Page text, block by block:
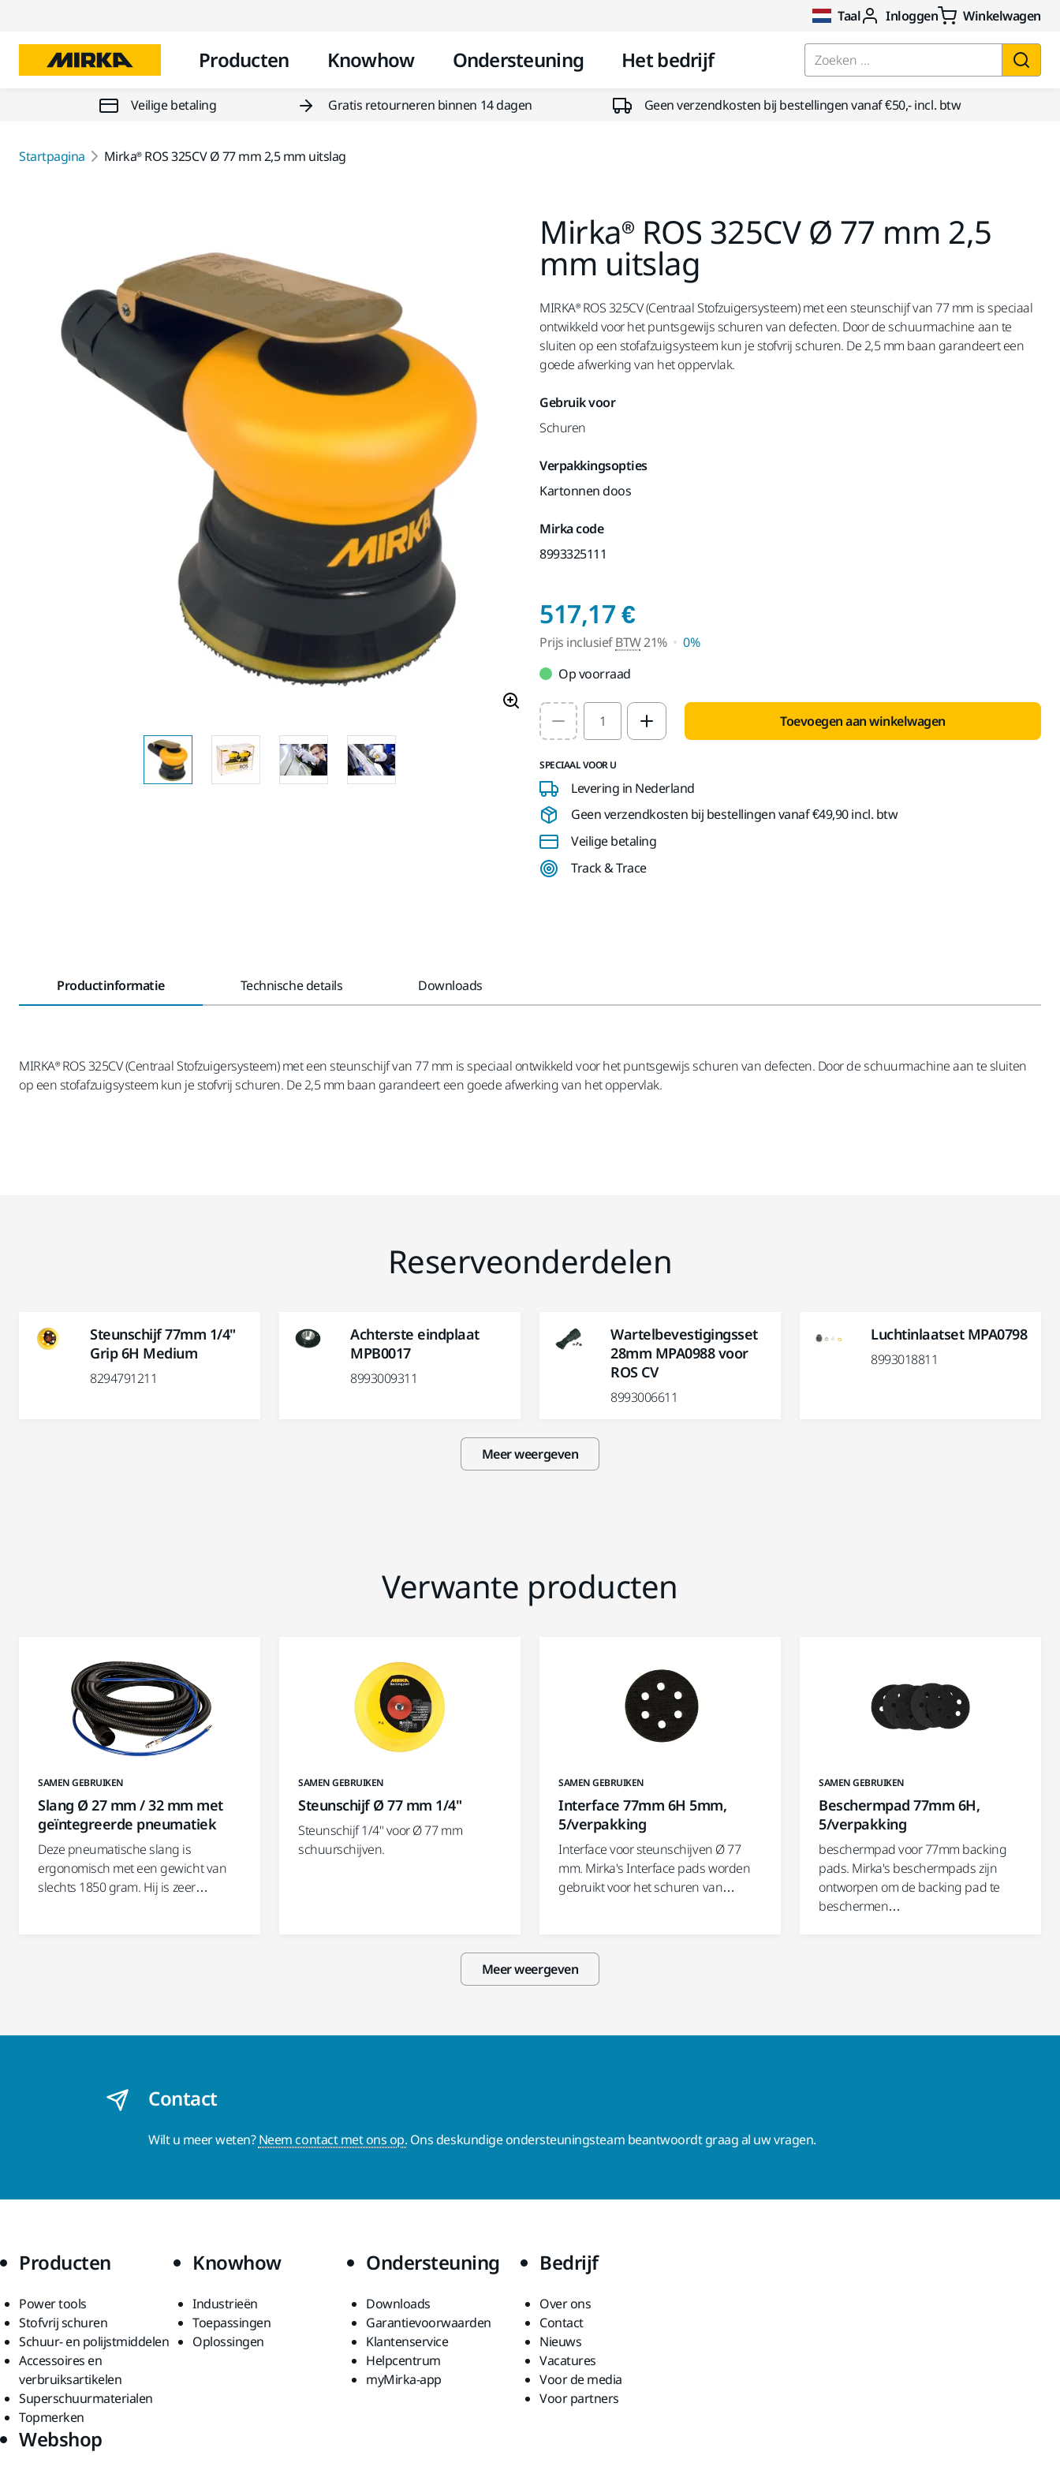
Taal Inloggen Winkelwagen
Producten Knowhow Ondersteuning Het bedrijf Zoeken ...
Veilige betaling Gratis retourneren binnen 14 dagen Geen verzendkosten bij bestellingen vanaf €50,- incl. btw
Startpagina Mirka® ROS 325CV Ø 77 mm 2,5 mm uitslag
Mirka® ROS 325CV Ø 77 mm 2,5
mm uitslag
MIRKA® ROS 325CV (Centraal Stofzuigersysteem) met een steunschijf van 77 mm is speciaal
ontwikkeld voor het puntsgewijs schuren van defecten. Door de schuurmachine aan te
sluiten op een stofafzuigsysteem kun je stofvrij schuren. De 2,5 mm baan garandeert een
goede afwerking van het oppervlak.
Gebruik voor
Schuren
Verpakkingsopties
Kartonnen doos
Mirka code
8993325111
517,17 €Prijs inclusief BTW 21%
Prijs inclusiefBTW21%
0%
Op voorraad
Select quantity value Toevoegen aan winkelwagen
SPECIAAL VOOR U
Levering in Nederland
Geen verzendkosten bij bestellingen vanaf €49,90 incl. btw
Veilige betaling
Track & Trace
Productinformatie Technische details Downloads
MIRKA® ROS 325CV (Centraal Stofzuigersysteem) met een steunschijf van 77 mm is speciaal ontwikkeld voor het puntsgewijs schuren van defecten. Door de schuurmachine aan te sluiten
op een stofafzuigsysteem kun je stofvrij schuren. De 2,5 mm baan garandeert een goede afwerking van het oppervlak.
Reserveonderdelen
Steunschijf 77mm 1/4"
Grip 6H Medium
8294791211
Achterste eindplaat
MPB0017
8993009311
Wartelbevestigingsset
28mm MPA0988 voor
ROS CV
8993006611
Luchtinlaatset MPA0798
8993018811
Meer weergeven
Verwante producten
SAMEN GEBRUIKEN
Slang Ø 27 mm / 32 mm met
geïntegreerde pneumatiek
Deze pneumatische slang is
ergonomisch met een gewicht van
slechts 1850 gram. Hij is zeer…
SAMEN GEBRUIKEN
Steunschijf Ø 77 mm 1/4"
Steunschijf 1/4" voor Ø 77 mm
schuurschijven.
SAMEN GEBRUIKEN
Interface 77mm 6H 5mm,
5/verpakking
Interface voor steunschijven Ø 77
mm. Mirka's Interface pads worden
gebruikt voor het schuren van…
SAMEN GEBRUIKEN
Beschermpad 77mm 6H,
5/verpakking
beschermpad voor 77mm backing
pads. Mirka's beschermpads zijn
ontworpen om de backing pad te
beschermen…
Meer weergeven
Contact
Wilt u meer weten?Neem contact met ons op. Ons deskundige ondersteuningsteam beantwoordt graag al uw vragen.
Producten
Power tools
Stofvrij schuren
Schuur- en polijstmiddelen
Accessoires en
verbruiksartikelen
Superschuurmaterialen
Topmerken
Knowhow
Industrieën
Toepassingen
Oplossingen
Ondersteuning
Downloads
Garantievoorwaarden
Klantenservice
Helpcentrum
myMirka-app
Bedrijf
Over ons
Contact
Nieuws
Vacatures
Voor de media
Voor partners
Webshop